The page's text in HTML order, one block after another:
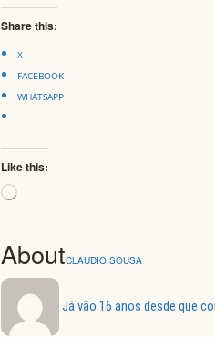
Share this:
X
FACEBOOK
WHATSAPP
Like this:
Loading…
AboutCLAUDIO SOUSA
Já vão 16 anos desde que